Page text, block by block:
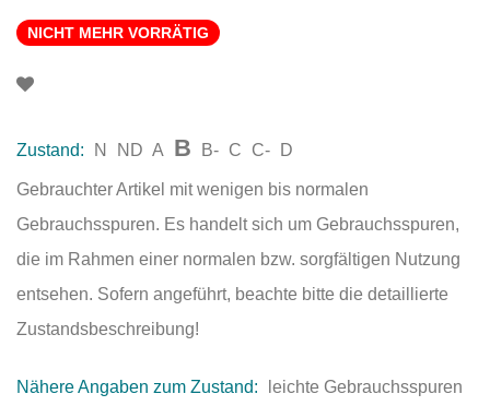
NICHT MEHR VORRÄTIG
Zustand: N ND A B B- C C- D
Gebrauchter Artikel mit wenigen bis normalen
Gebrauchsspuren. Es handelt sich um Gebrauchsspuren,
die im Rahmen einer normalen bzw. sorgfältigen Nutzung
entsehen. Sofern angeführt, beachte bitte die detaillierte
Zustandsbeschreibung!
Nähere Angaben zum Zustand: leichte Gebrauchsspuren